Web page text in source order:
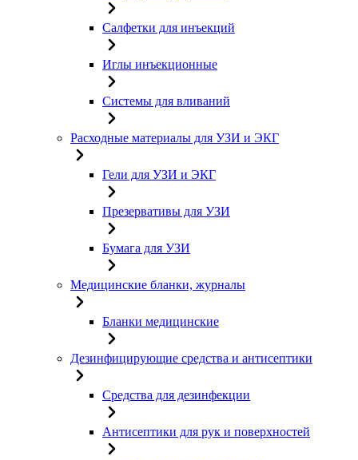
Салфетки для инъекций
Иглы инъекционные
Системы для вливаний
Расходные материалы для УЗИ и ЭКГ
Гели для УЗИ и ЭКГ
Презервативы для УЗИ
Бумага для УЗИ
Медицинские бланки, журналы
Бланки медицинские
Дезинфицирующие средства и антисептики
Средства для дезинфекции
Антисептики для рук и поверхностей